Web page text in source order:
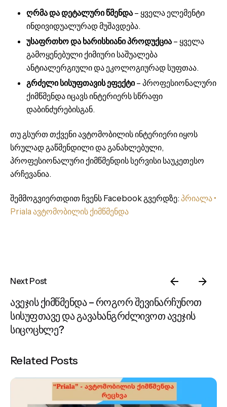
ღრმა და დეტალური წმენდა – ყველა ელემენტი
ინდივიდუალურად მუშავდება.
უსაფრთხო და ხარისხიანი პროდუქცია – ყველა
გამოყენებული ქიმიური საშუალება
ანტიალერგიული და ეკოლოგიურად სუფთაა.
გრძელი სისუფთავის ეფექტი– პროფესიონალური
ქიმწმენდა იცავს ინტერიერს სწრაფი
დაბინძურებისგან.
თუ გსურთ თქვენი ავტომობილის ინტერიერი იყოს
სრულად გაწმენდილი და განახლებული,
პროფესიონალური ქიმწმენდის სერვისი საუკეთესო
არჩევანია.
შემმოგვიერთდით ჩვენს Facebook გვერდზე: პრიალა •
Priala ავტომობილის ქიმწმენდა
Next Post
ავეჯის ქიმწმენდა – როგორ შევინარჩუნოთ
სისუფთავე და გავახანგრძლივოთ ავეჯის
სიცოცხლე?
Related Posts